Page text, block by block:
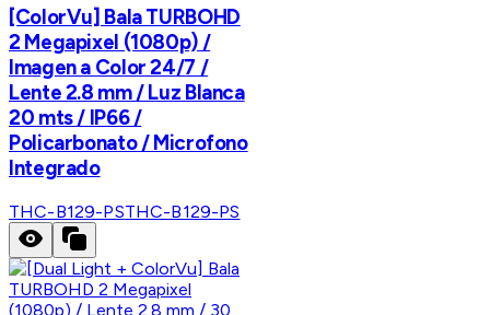
[ColorVu] Bala TURBOHD
2 Megapixel (1080p) /
Imagen a Color 24/7 /
Lente 2.8 mm / Luz Blanca
20 mts / IP66 /
Policarbonato / Microfono
Integrado
THC-B129-PSTHC-B129-PS